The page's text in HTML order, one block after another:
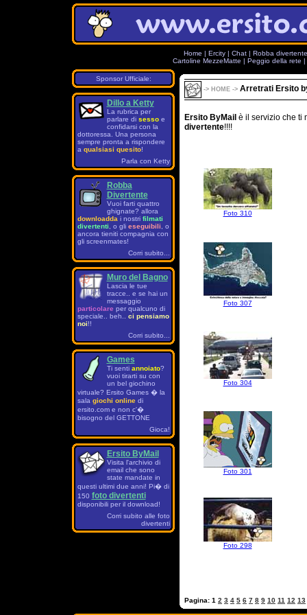
Home | Ercity | Chat | Robba
Cartoline MezzeMatte | Peggio della rete |
Sponsor Ufficiale:
Dillo a Ketty
La rubrica per
parlare di sessoe
confidarsi con la
dottoressa. Una persona
sempre pronta a rispondere
a qualsiasi quesito!
Parla con Ketty
Robba
Divertente
Vuoi farti quattro
ghignate? allora
downloadda i nostri filmati
divertenti , o gli eseguibili , o
ancora tieniti compagnia con
gli screenmates!
Corri subito...
Muro del Bagno
Lascia le tue
tracce.. e se hai un
messaggio
particolare per qualcuno di
speciale.. beh.. ci pensiamo
noi!!
Corri subito...
Games
Ti senti annoiato?
vuoi tirarti su con
un bel giochino
virtuale? Ersito Games � la
sala giochi onlinedi
ersito.com e non c'�
bisogno del GETTONE
Gioca!
Ersito ByMail
Visita l'archivio di
email che sono
state mandate in
questi ultimi due anni! Pi� di
150 foto divertenti
disponibili per il download!
Corri subito alle foto
divertenti
-> HOME -> Arretrati Ersito
Ersito ByMail è il servizio che ti
divertente!!!!
Foto 310
Foto 307
Foto 304
Foto 301
Foto 298
Pagina: 1 2 3 4 5 6 7 8 9 10 11 12 13